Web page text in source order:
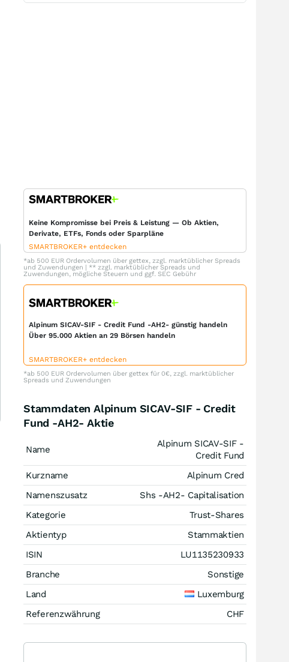
Keine Kompromisse bei Preis & Leistung — Ob Aktien,
Derivate, ETFs, Fonds oder Sparpläne
SMARTBROKER+ entdecken
*ab 500 EUR Ordervolumen über gettex, zzgl. marktüblicher Spreads
und Zuwendungen | ** zzgl. marktüblicher Spreads und
Zuwendungen, mögliche Steuern und ggf. SEC Gebühr
Alpinum SICAV-SIF - Credit Fund -AH2- günstig handeln
Über 95.000 Aktien an 29 Börsen handeln
SMARTBROKER+ entdecken
*ab 500 EUR Ordervolumen über gettex für 0€, zzgl. marktüblicher
Spreads und Zuwendungen
Stammdaten Alpinum SICAV-SIF - Credit
Fund -AH2- Aktie
Name
Alpinum SICAV-SIF -
Credit Fund
Kurzname
Alpinum Cred
Namenszusatz
Shs -AH2- Capitalisation
Kategorie
Trust-Shares
Aktientyp
Stammaktien
ISIN
LU1135230933
Branche
Sonstige
Land
Luxemburg
Referenzwährung
CHF